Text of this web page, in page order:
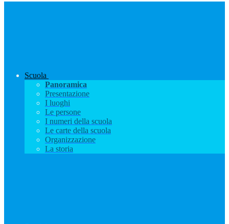
Scuola
Panoramica
Presentazione
I luoghi
Le persone
I numeri della scuola
Le carte della scuola
Organizzazione
La storia